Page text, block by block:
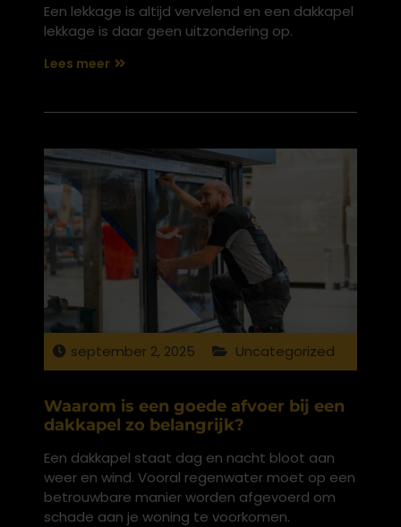
Een lekkage is altijd vervelend en een dakkapel
lekkage is daar geen uitzondering op.
Lees meer
september 2, 2025 Uncategorized
Waarom is een goede afvoer bij een
dakkapel zo belangrijk?
Een dakkapel staat dag en nacht bloot aan
weer en wind. Vooral regenwater moet op een
betrouwbare manier worden afgevoerd om
schade aan je woning te voorkomen.